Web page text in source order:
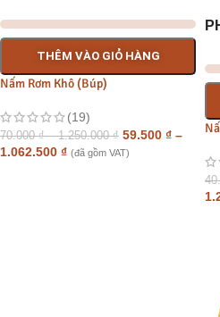
THÊM VÀO GIỎ HÀNG
Nấm Rơm Khô (Búp)
(19)
70.000₫ – 1.250.000₫ 59.500 ₫ –
1.062.500 ₫ (đã gồm VAT)